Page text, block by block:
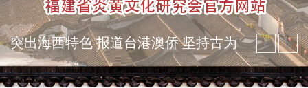
弘扬优秀文化 振奋民族精神 介绍民族
瑰宝 宣传中华精英
突出海西特色 报道台港澳侨 坚持古为